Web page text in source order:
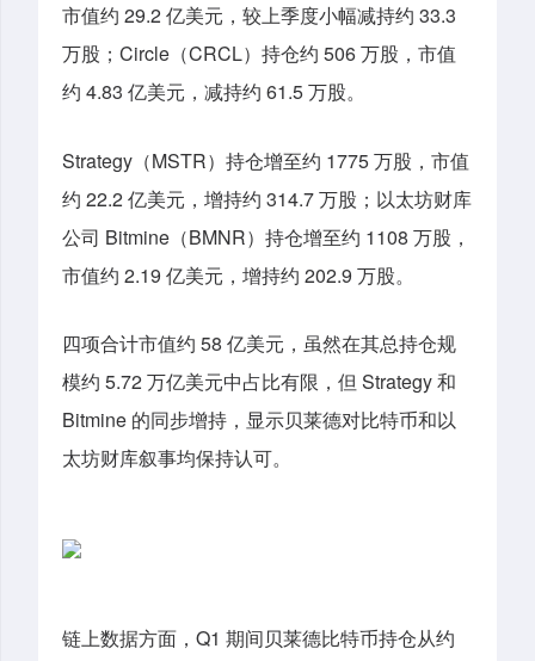
市值约 29.2 亿美元，较上季度小幅减持约 33.3
万股；Circle（CRCL）持仓约 506 万股，市值
约 4.83 亿美元，减持约 61.5 万股。
Strategy（MSTR）持仓增至约 1775 万股，市值
约 22.2 亿美元，增持约 314.7 万股；以太坊财库
公司 Bitmine（BMNR）持仓增至约 1108 万股，
市值约 2.19 亿美元，增持约 202.9 万股。
四项合计市值约 58 亿美元，虽然在其总持仓规
模约 5.72 万亿美元中占比有限，但 Strategy 和
Bitmine 的同步增持，显示贝莱德对比特币和以
太坊财库叙事均保持认可。
链上数据方面，Q1 期间贝莱德比特币持仓从约